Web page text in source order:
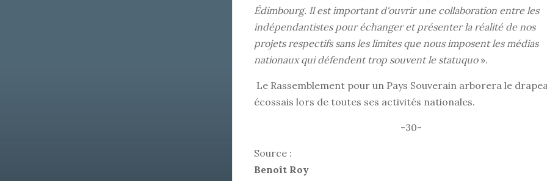
Édimbourg. Il est important d'ouvrir une collaboration entre les
indépendantistes pour échanger et présenter la réalité de nos
projets respectifs sans les limites que nous imposent les médias
nationaux qui défendent trop souvent le statuquo ».
Le Rassemblement pour un Pays Souverain arborera le
écossais lors de toutes ses activités nationales.
-30-
Source :
Benoît Roy